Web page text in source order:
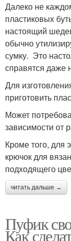
Далеко не
пластиковых
настоящий
обычно
сумку. Это
справятся даже
Для
приготовить
Может
зависимости от
Кроме того, для
крючок для
подходящего
читать дальше →
Пуфик
Как